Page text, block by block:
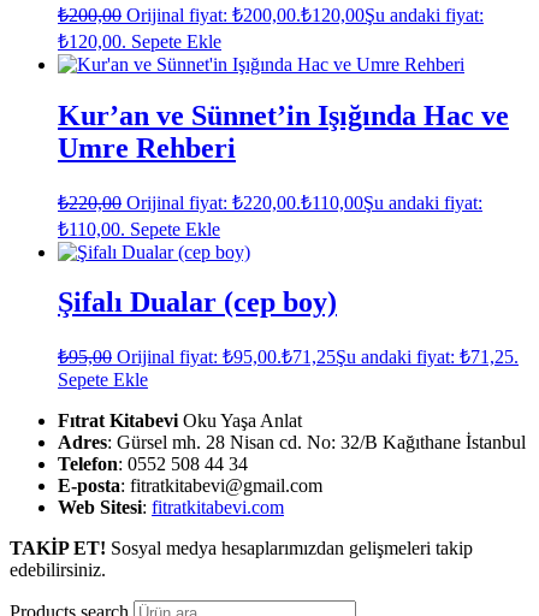
₺200,00 Orijinal fiyat: ₺200,00.₺120,00Şu andaki fiyat:
₺120,00. Sepete Ekle
Kur’an ve Sünnet’in Işığında Hac ve
Umre Rehberi
₺220,00 Orijinal fiyat: ₺220,00.₺110,00Şu andaki fiyat:
₺110,00. Sepete Ekle
Şifalı Dualar (cep boy)
₺95,00 Orijinal fiyat: ₺95,00.₺71,25Şu andaki fiyat: ₺71,25.
Sepete Ekle
Fıtrat Kitabevi Oku Yaşa Anlat
Adres: Gürsel mh. 28 Nisan cd. No: 32/B Kağıthane İstanbul
Telefon: 0552 508 44 34
E-posta: fitratkitabevi@gmail.com
Web Sitesi: fitratkitabevi.com
TAKİP ET! Sosyal medya hesaplarımızdan gelişmeleri takip
edebilirsiniz.